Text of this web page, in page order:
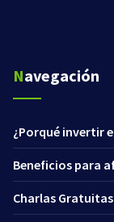
Navegación
¿Porqué invertir
Beneficios para
Charlas Gratuitas